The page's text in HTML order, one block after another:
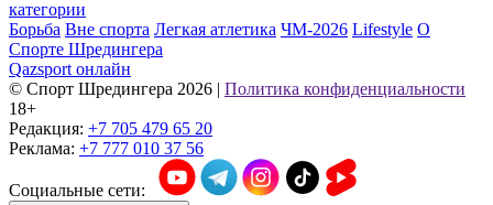
категории
Борьба Вне спорта Легкая атлетика ЧМ-2026 Lifestyle О
Спорте Шредингера
Qazsport онлайн
© Cпорт Шредингера 2026 | Политика конфиденциальности
18+
Редакция: +7 705 479 65 20
Реклама: +7 777 010 37 56
Социальные сети: